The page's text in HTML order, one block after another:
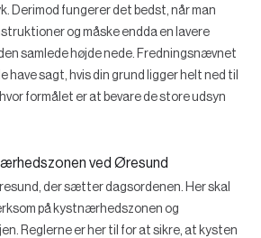
Derimod fungerer det bedst, når man
og måske endda en lavere
samlede højde nede. Fredningsnævnet
have sagt, hvis din grund ligger helt ned til
formålet er at bevare de store udsyn
ved Øresund
der sætter dagsordenen. Her skal
på kystnærhedszonen og
Reglerne er her til for at sikre, at kysten